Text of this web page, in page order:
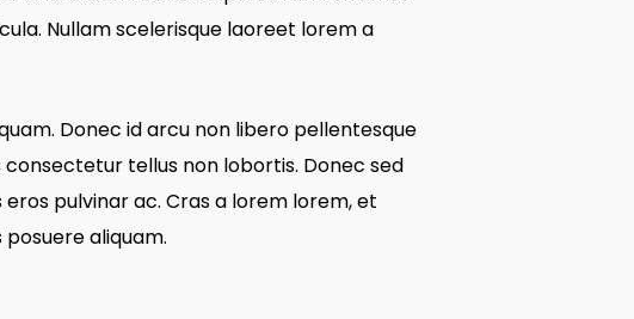
Nullam scelerisque laoreet lorem a
Donec id arcu non libero pellentesque
tellus non lobortis. Donec sed
pulvinar ac. Cras a lorem lorem, et
aliquam.